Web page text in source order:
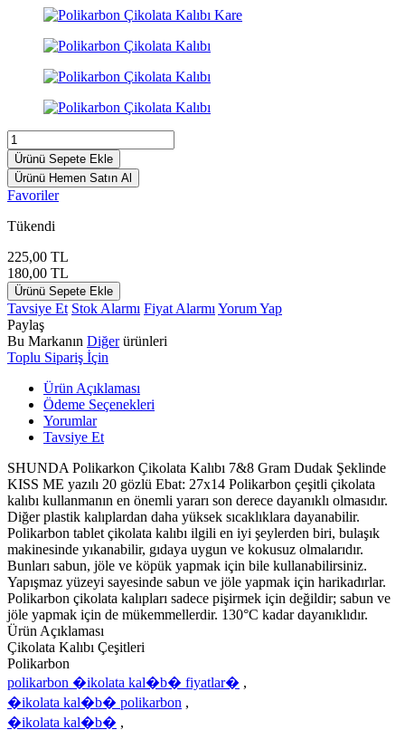
Ürünü Sepete Ekle
Ürünü Hemen Satın Al
Favoriler
Tükendi
225,00 TL
180,00 TL
Ürünü Sepete Ekle
Tavsiye Et Stok Alarmı Fiyat Alarmı Yorum Yap
Paylaş
Bu Markanın Diğerürünleri
Toplu Sipariş İçin
Ürün Açıklaması
Ödeme Seçenekleri
Yorumlar
Tavsiye Et
SHUNDA Polikarkon Çikolata Kalıbı 7&8 Gram Dudak Şeklinde
KISS ME yazılı 20 gözlü Ebat: 27x14 Polikarbon çeşitli çikolata
kalıbı kullanmanın en önemli yararı son derece dayanıklı olmasıdır.
Diğer plastik kalıplardan daha yüksek sıcaklıklara dayanabilir.
Polikarbon tablet çikolata kalıbı ilgili en iyi şeylerden biri, bulaşık
makinesinde yıkanabilir, gıdaya uygun ve kokusuz olmalarıdır.
Bunları sabun, jöle ve köpük yapmak için bile kullanabilirsiniz.
Yapışmaz yüzeyi sayesinde sabun ve jöle yapmak için harikadırlar.
Polikarbon çikolata kalıpları sadece pişirmek için değildir; sabun ve
jöle yapmak için de mükemmellerdir. 130°C kadar dayanıklıdır.
Ürün Açıklaması
Çikolata Kalıbı Çeşitleri
Polikarbon
polikarbon �ikolata kal�b� fiyatlar� ,
�ikolata kal�b� polikarbon ,
�ikolata kal�b� ,